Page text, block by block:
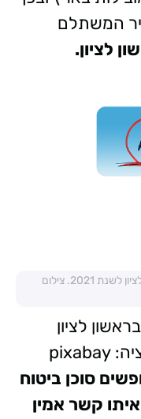
המשתלם
לציון.
צילום: אלו סוכני הביטוח המומלצים בראשון לציון לשנת 2021. צילום
לציון
סוכן ביטוח
איתו קשר אמין